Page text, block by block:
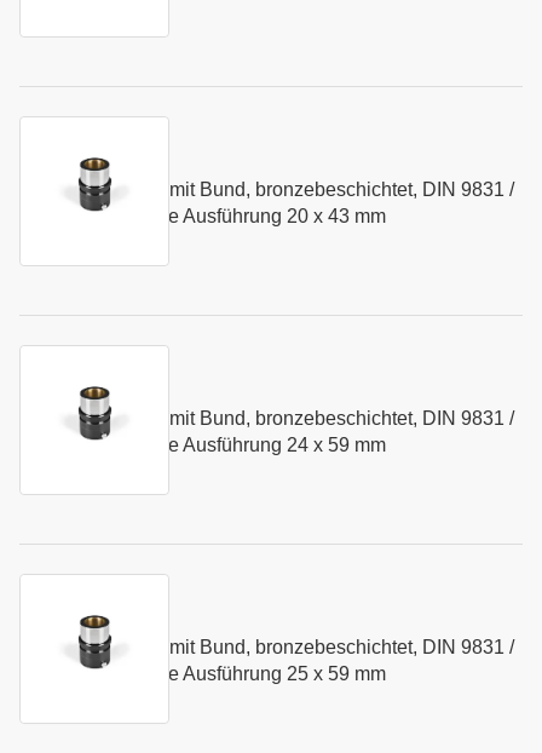
Führungsbuchse mit Bund, bronzebeschichtet, DIN 9831 /
ISO 9448 - mittlere Ausführung 20 x 43 mm
Kurzname:N084.20
103411
Führungsbuchse mit Bund, bronzebeschichtet, DIN 9831 /
ISO 9448 - mittlere Ausführung 24 x 59 mm
Kurzname:N084.24
103412
Führungsbuchse mit Bund, bronzebeschichtet, DIN 9831 /
ISO 9448 - mittlere Ausführung 25 x 59 mm
Kurzname:N084.25
103413